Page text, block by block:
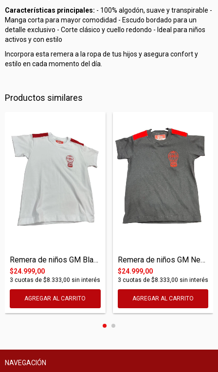
Características principales: - 100% algodón, suave y transpirable -
Manga corta para mayor comodidad - Escudo bordado para un
detalle exclusivo - Corte clásico y cuello redondo - Ideal para niños
activos y con estilo
Incorpora esta remera a la ropa de tus hijos y asegura confort y
estilo en cada momento del día.
Productos similares
Remera de niños GM Blanca
$24.999,00
3 cuotas de $8.333,00 sin interés
AGREGAR AL CARRITO
Remera de niños GM Negra
$24.999,00
3 cuotas de $8.333,00 sin interés
AGREGAR AL CARRITO
NAVEGACIÓN